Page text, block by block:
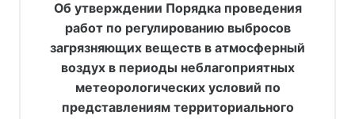
Об утверждении Порядка проведения
работ по регулированию выбросов
загрязняющих веществ в атмосферный
воздух в периоды неблагоприятных
метеорологических условий по
представлениям территориального